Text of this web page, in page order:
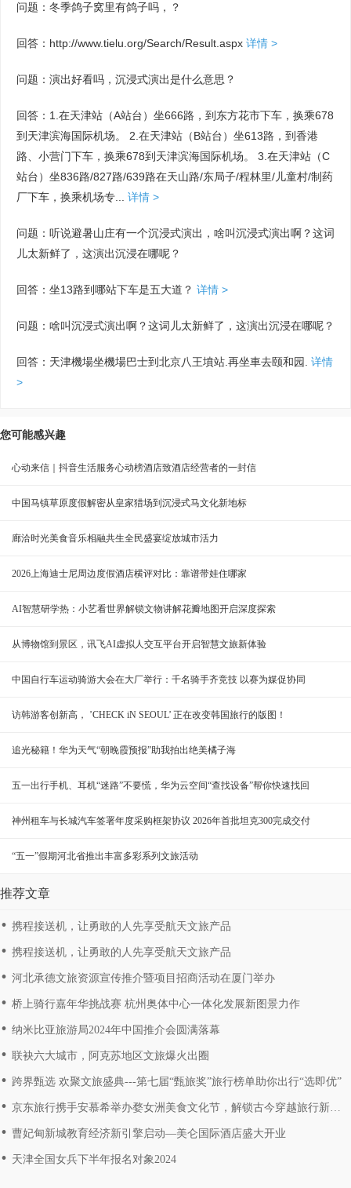
问题：冬季鸽子窝里有鸽子吗，？
回答：http://www.tielu.org/Search/Result.aspx 详情 >
问题：演出好看吗，沉浸式演出是什么意思？
回答：1.在天津站（A站台）坐666路，到东方花市下车，换乘678
到天津滨海国际机场。 2.在天津站（B站台）坐613路，到香港
路、小营门下车，换乘678到天津滨海国际机场。 3.在天津站（C
站台）坐836路/827路/639路在天山路/东局子/程林里/儿童村/制药
厂下车，换乘机场专...
详情 >
问题：听说避暑山庄有一个沉浸式演出，啥叫沉浸式演出啊？这词
儿太新鲜了，这演出沉浸在哪呢？
回答：坐13路到哪站下车是五大道？ 详情 >
问题：啥叫沉浸式演出啊？这词儿太新鲜了，这演出沉浸在哪呢？
回答：天津機場坐機場巴士到北京八王墳站.再坐車去颐和园.
详情
>
您可能感兴趣
心动来信｜抖音生活服务心动榜酒店致酒店经营者的一封信
中国马镇草原度假解密从皇家猎场到沉浸式马文化新地标
廊洽时光美食音乐相融共生全民盛宴绽放城市活力
2026上海迪士尼周边度假酒店横评对比：靠谱带娃住哪家
AI智慧研学热：小艺看世界解锁文物讲解花瓣地图开启深度探索
从博物馆到景区，讯飞AI虚拟人交互平台开启智慧文旅新体验
中国自行车运动骑游大会在大厂举行：千名骑手齐竞技 以赛为媒促协同
访韩游客创新高， ’CHECK iN SEOUL’ 正在改变韩国旅行的版图！
追光秘籍！华为天气“朝晚霞预报”助我拍出绝美橘子海
五一出行手机、耳机“迷路”不要慌，华为云空间“查找设备”帮你快速找回
神州租车与长城汽车签署年度采购框架协议 2026年首批坦克300完成交付
“五一”假期河北省推出丰富多彩系列文旅活动
推荐文章
携程接送机，让勇敢的人先享受航天文旅产品
携程接送机，让勇敢的人先享受航天文旅产品
河北承德文旅资源宣传推介暨项目招商活动在厦门举办
桥上骑行嘉年华挑战赛 杭州奥体中心一体化发展新图景力作
纳米比亚旅游局2024年中国推介会圆满落幕
联袂六大城市，阿克苏地区文旅爆火出圈
跨界甄选 欢聚文旅盛典---第七届“甄旅奖”旅行榜单助你出行“选即优”
京东旅行携手安慕希举办婺女洲美食文化节，解锁古今穿越旅行新玩
曹妃甸新城教育经济新引擎启动―美仑国际酒店盛大开业
天津全国女兵下半年报名对象2024